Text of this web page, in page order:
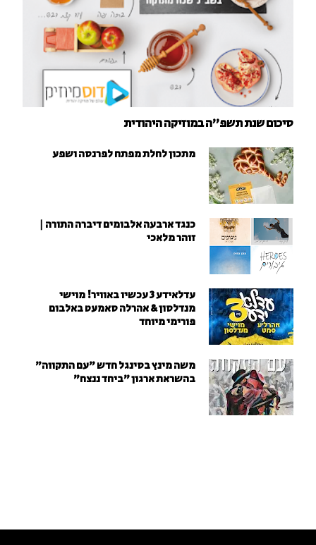
סיכום שנת תשפ"ה במוזיקה היהודית
מתכון לחלת מפתח לפרנסה ושפע
כנגד ארבעה אלבומים דיברה התורה |
זוהר מלאכי
עדלאידע 3 עכשיו באוויר! מוישי
מנדלסון & אהרלה סאמעט באלבום
פורימי מיוחד
משה מינץ בסינגל חדש ״עם התקווה״
בהשראת ארגון "ביחד ננצח"